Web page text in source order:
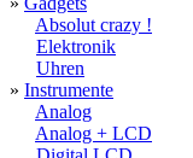
Absolut crazy !
Elektronik
Uhren
» Instrumente
Analog
Analog + LCD